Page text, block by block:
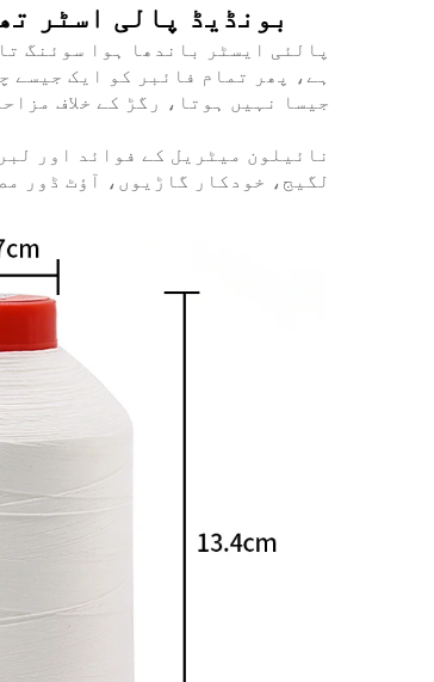
بونڈیڈ پالی اسٹر تھریڈ ٹیکس 45 ٹیکس 70 ٹیکس 90 ہائی
پالئی ایسٹر باندھا ہوا سوئنگ
ہے، پھر تمام فائبر کو ایک جیسے
جیسا نہیں ہوتا، رگڑ کے خلاف
نائیلون میٹریل کے فوائد اور
لگیج، خودکار گاڑیوں، آؤٹ ڈور